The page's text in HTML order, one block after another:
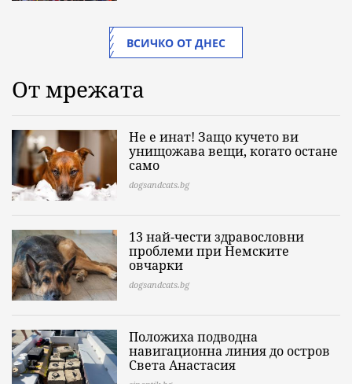
ВСИЧКО ОТ ДНЕС
От мрежата
Не е инат! Защо кучето ви
унищожава вещи, когато остане
само
dogsandcats.bg
13 най-чести здравословни
проблеми при Немските
овчарки
dogsandcats.bg
Положиха подводна
навигационна линия до остров
Света Анастасия